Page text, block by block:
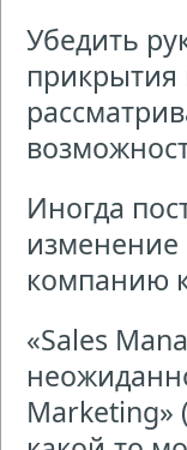
Убедить
прикрытия
Иногда
изменение
компанию
«Sales
Marketing»